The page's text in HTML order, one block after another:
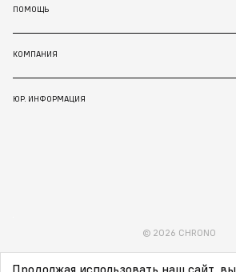
ПОМОЩЬ
КОМПАНИЯ
ЮР. ИНФОРМАЦИЯ
© 2026 CHRONO
Продолжая использовать наш сайт, вы